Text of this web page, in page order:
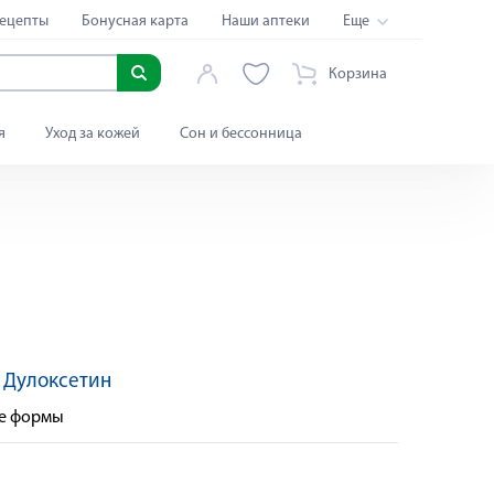
Бонусная карта Наши аптеки Еще
Корзина
Уход за кожей Сон и бессонница
Дулоксетин
формы